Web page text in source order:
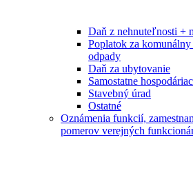
Daň z nehnuteľnosti +
Poplatok za
odpady
Daň za ubytovanie
Samostatne
Stavebný úrad
Ostatné
Oznámenia funkcií,
pomerov verejných